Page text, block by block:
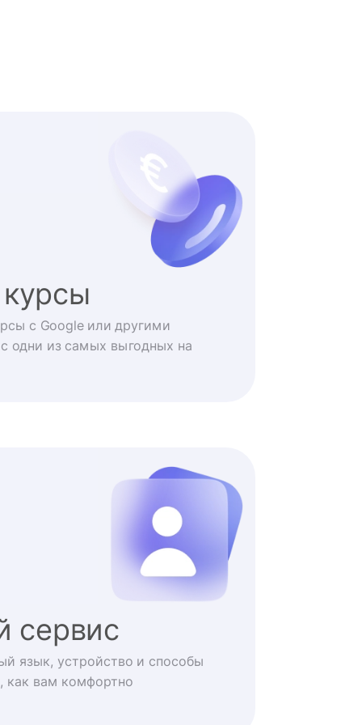
с Google или другими
одни из самых выгодных на
сервис
язык, устройство и способы
как вам комфортно